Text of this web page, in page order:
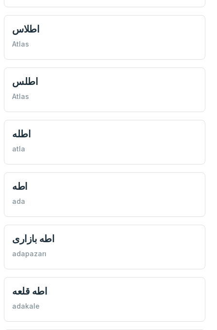
اطلاس
Atlas
اطلس
Atlas
اطله
atla
اطه
ada
اطه بازاری
adapazarı
اطه قلعه
adakale